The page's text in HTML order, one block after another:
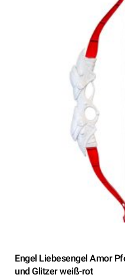
Engel Liebesengel Amor
und Glitzer weiß-rot